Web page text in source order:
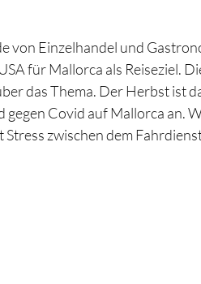
von Einzelhandel und
für Mallorca als Reiseziel.
das Thema. Der Herbst ist
gegen Covid auf Mallorca an.
Stress zwischen dem